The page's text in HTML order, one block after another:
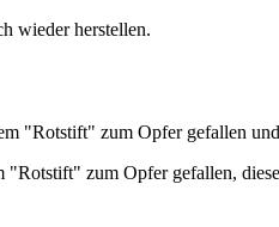
wieder herstellen.
"Rotstift" zum Opfer gefallen
zum Opfer gefallen,